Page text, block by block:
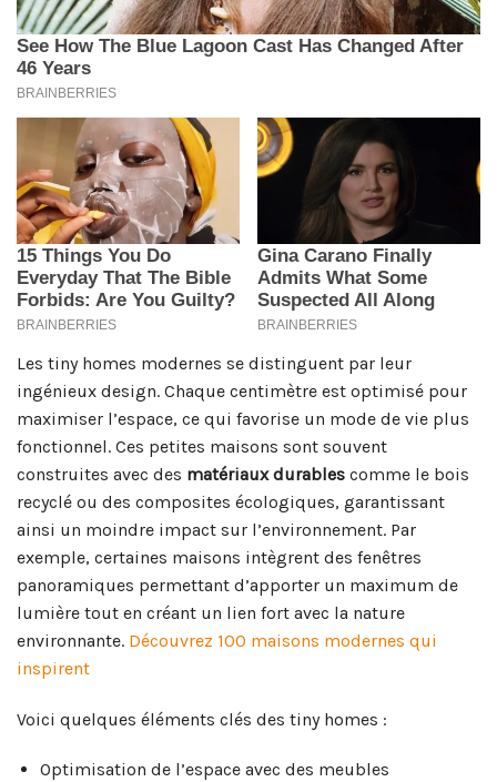
Les tiny homes modernes se distinguent par leur
ingénieux design. Chaque centimètre est optimisé pour
maximiser l’espace, ce qui favorise un mode de vie plus
fonctionnel. Ces petites maisons sont souvent
construites avec des matériaux durables comme le bois
recyclé ou des composites écologiques, garantissant
ainsi un moindre impact sur l’environnement. Par
exemple, certaines maisons intègrent des fenêtres
panoramiques permettant d’apporter un maximum de
lumière tout en créant un lien fort avec la nature
environnante. Découvrez 100 maisons modernes qui
inspirent
Voici quelques éléments clés des tiny homes :
Optimisation de l’espace avec des meubles